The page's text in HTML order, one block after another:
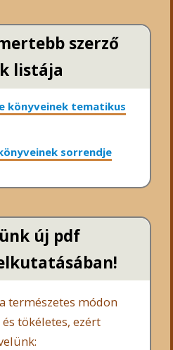
szerző
listája
könyveinek tematikus
könyveinek sorrendje
új pdf
természetes módon
tökéletes, ezért